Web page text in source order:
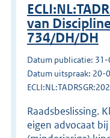
van
734/DH/DH
Datum publicatie:
Datum uitspraak: 20-
Raadsbeslissing.
eigen advocaat